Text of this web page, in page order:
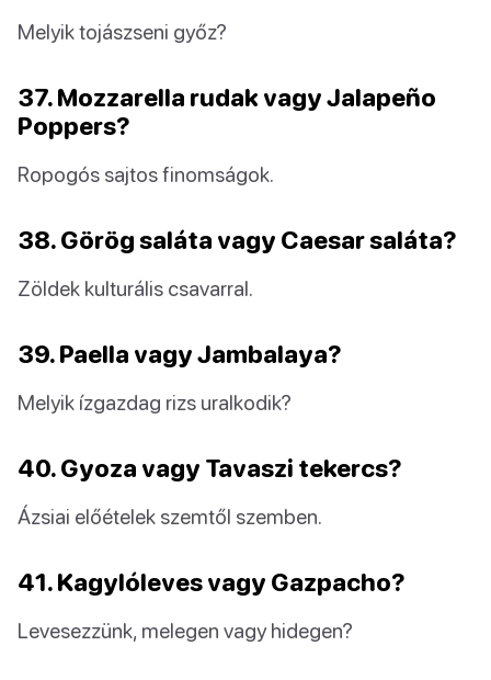
Melyik tojászseni győz?
37. Mozzarella rudak vagy Jalapeño
Poppers?
Ropogós sajtos finomságok.
38. Görög saláta vagy Caesar saláta?
Zöldek kulturális csavarral.
39. Paella vagy Jambalaya?
Melyik ízgazdag rizs uralkodik?
40. Gyoza vagy Tavaszi tekercs?
Ázsiai előételek szemtől szemben.
41. Kagylóleves vagy Gazpacho?
Levesezzünk, melegen vagy hidegen?